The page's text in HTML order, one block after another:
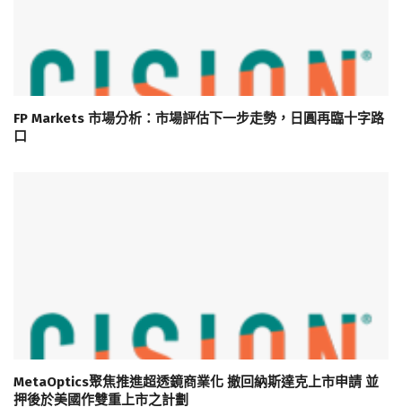
FP Markets 市場分析：市場評估下一步走勢，日圓再臨十字路
口
MetaOptics聚焦推進超透鏡商業化 撤回納斯達克上市申請 並
押後於美國作雙重上市之計劃